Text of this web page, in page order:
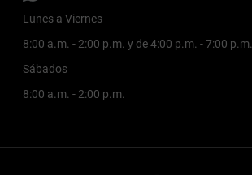
Lunes a Viernes
8:00 a.m. - 2:00 p.m. y de 4:00 p.m. - 7:00 p.m.
Sábados
8:00 a.m. - 2:00 p.m.